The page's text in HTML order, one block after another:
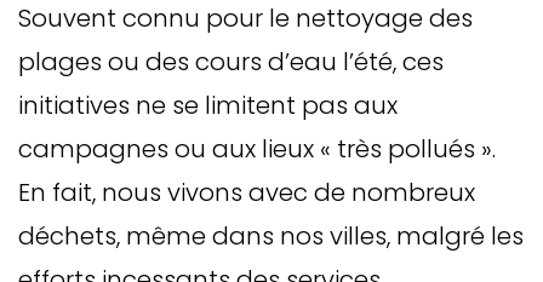
Souvent connu pour le nettoyage des
plages ou des cours d’eau l’été, ces
initiatives ne se limitent pas aux
campagnes ou aux lieux « très pollués ».
En fait, nous vivons avec de nombreux
déchets, même dans nos villes, malgré les